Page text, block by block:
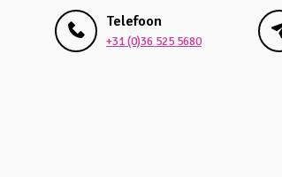
Telefoon
+31 (0)36 525 5680